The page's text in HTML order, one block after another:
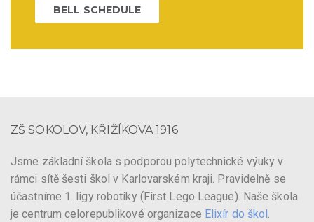
BELL SCHEDULE
ZŠ SOKOLOV, KŘIŽÍKOVA 1916
Jsme základní škola s podporou polytechnické výuky v
rámci sítě šesti škol v Karlovarském kraji. Pravidelně se
účastníme 1. ligy robotiky (First Lego League). Naše škola
je centrum celorepublikové organizace Elixír do škol .